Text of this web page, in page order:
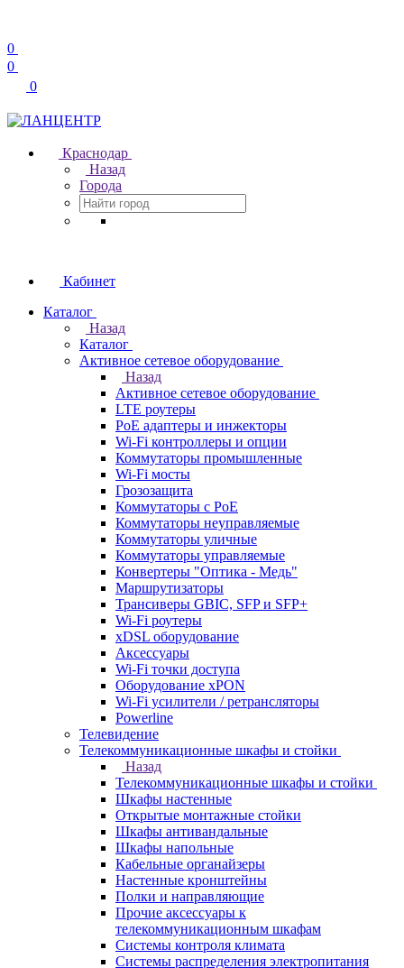
0
0
0
Краснодар
Назад
Города
Кабинет
Каталог
Назад
Каталог
Активное сетевое оборудование
Назад
Активное сетевое оборудование
LTE роутеры
PoE адаптеры и инжекторы
Wi-Fi контроллеры и опции
Коммутаторы промышленные
Wi-Fi мосты
Грозозащита
Коммутаторы c PoE
Коммутаторы неуправляемые
Коммутаторы уличные
Коммутаторы управляемые
Конвертеры "Оптика - Медь"
Маршрутизаторы
Трансиверы GBIC, SFP и SFP+
Wi-Fi роутеры
xDSL оборудование
Аксессуары
Wi-Fi точки доступа
Оборудование хPON
Wi-Fi усилители / ретрансляторы
Powerline
Телевидение
Телекоммуникационные шкафы и стойки
Назад
Телекоммуникационные шкафы и стойки
Шкафы настенные
Открытые монтажные стойки
Шкафы антивандальные
Шкафы напольные
Кабельные органайзеры
Настенные кронштейны
Полки и направляющие
Прочие аксессуары к
телекоммуникационным шкафам
Системы контроля климата
Системы распределения электропитания